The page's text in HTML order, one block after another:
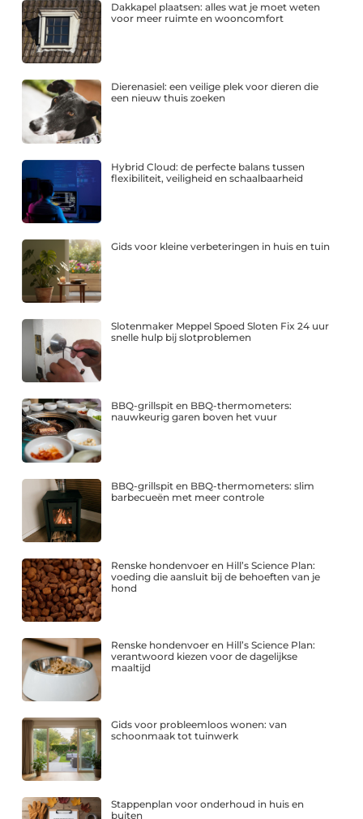
Dakkapel plaatsen: alles wat je moet weten
voor meer ruimte en wooncomfort
Dierenasiel: een veilige plek voor dieren die
een nieuw thuis zoeken
Hybrid Cloud: de perfecte balans tussen
flexibiliteit, veiligheid en schaalbaarheid
Gids voor kleine verbeteringen in huis en tuin
Slotenmaker Meppel Spoed Sloten Fix 24 uur
snelle hulp bij slotproblemen
BBQ-grillspit en BBQ-thermometers:
nauwkeurig garen boven het vuur
BBQ-grillspit en BBQ-thermometers: slim
barbecueën met meer controle
Renske hondenvoer en Hill’s Science Plan:
voeding die aansluit bij de behoeften van je
hond
Renske hondenvoer en Hill’s Science Plan:
verantwoord kiezen voor de dagelijkse
maaltijd
Gids voor probleemloos wonen: van
schoonmaak tot tuinwerk
Stappenplan voor onderhoud in huis en
buiten